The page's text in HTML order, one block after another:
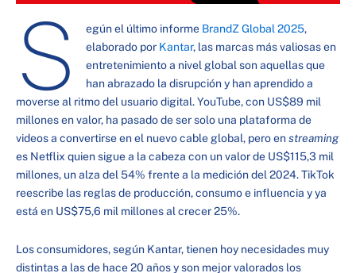
S egún el último informe BrandZ Global 2025,
elaborado por Kantar, las marcas más valiosas en
entretenimiento a nivel global son aquellas que
han abrazado la disrupción y han aprendido a
moverse al ritmo del usuario digital. YouTube, con US$89 mil
millones en valor, ha pasado de ser solo una plataforma de
videos a convertirse en el nuevo cable global, pero enstreaming
es Netflix quien sigue a la cabeza con un valor de US$115,3 mil
millones, un alza del 54% frente a la medición del 2024. TikTok
reescribe las reglas de producción, consumo e influencia y ya
está en US$75,6 mil millones al crecer 25%.
Los consumidores, según Kantar, tienen hoy necesidades muy
distintas a las de hace 20 años y son mejor valorados los